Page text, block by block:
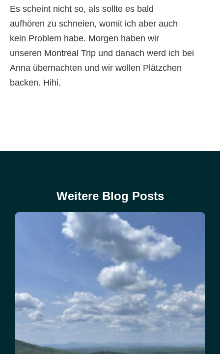
Es scheint nicht so, als sollte es bald
aufhören zu schneien, womit ich aber auch
kein Problem habe. Morgen haben wir
unseren Montreal Trip und danach werd ich bei
Anna übernachten und wir wollen Plätzchen
backen. Hihi.
Weitere Blog Posts